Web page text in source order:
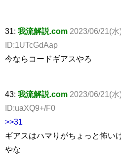
31: 我流解説.com 2023/06/21(
ID:1UTcGdAap
今ならコードギアスやろ
43: 我流解説.com 2023/06/21(
ID:uaXQ9+/F0
>>31
ギアスはハマりがちょっと怖い
やな